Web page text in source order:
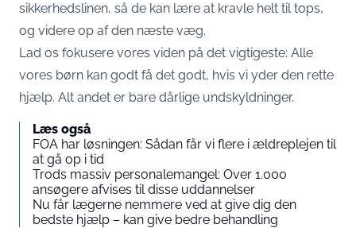
sikkerhedslinen, så de kan lære at kravle helt til tops,
og videre op af den næste væg.
Lad os fokusere vores viden på det vigtigeste: Alle
vores børn kan godt få det godt, hvis vi yder den rette
hjælp. Alt andet er bare dårlige undskyldninger.
Læs også
FOA har løsningen: Sådan får vi flere i ældreplejen til
at gå op i tid
Trods massiv personalemangel: Over 1.000
ansøgere afvises til disse uddannelser
Nu får lægerne nemmere ved at give dig den
bedste hjælp – kan give bedre behandling